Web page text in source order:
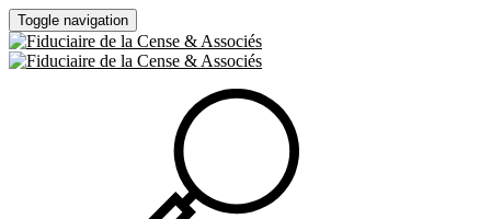
Toggle navigation